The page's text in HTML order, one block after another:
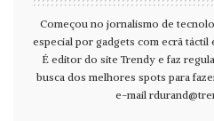
Começou no jornalismo de
especial por gadgets com ecrã táctil
É editor do site Trendy e faz
busca dos melhores spots para
e-mail